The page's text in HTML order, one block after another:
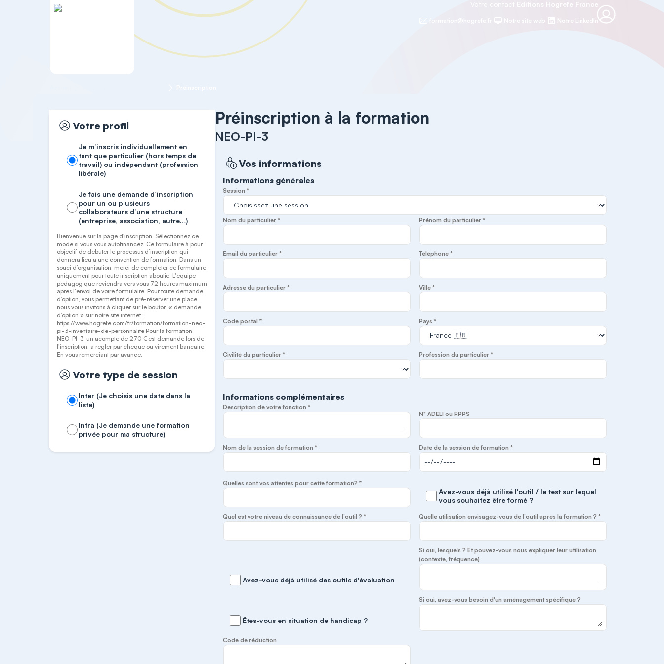
Votre contact Editions Hogrefe France
Notre site web Notre LinkedIn
Votre profil
Je m’inscris individuellement en
tant que particulier (hors temps de
travail) ou indépendant (profession
libérale)
Je fais une demande d’inscription
pour un ou plusieurs
collaborateurs d’une structure
(entreprise, association, autre…)
Bienvenue sur la page d'inscription, Sélectionnez ce
mode si vous vous autofinancez. Ce formulaire à pour
objectif de débuter le processus d’inscription qui
donnera lieu à une convention de formation. Dans un
souci d’organisation, merci de compléter ce formulaire
uniquement pour toute inscription aboutie. L'équipe
pédagogique reviendra vers vous 72 heures maximum
après l'envoi de votre formulaire. Pour toute demande
d’option, vous permettant de pré-réserver une place,
nous vous invitons à cliquer sur le bouton « demande
d’option » sur notre site internet :
https://www.hogrefe.com/fr/formation/formation-neo-
pi-3-inventaire-de-personnalite Pour la formation
NEO-PI-3, un acompte de 270 € est demandé lors de
l'inscription, à régler par chèque ou virement bancaire.
En vous remerciant par avance.
Votre type de session
Inter (Je choisis une date dans la
liste)
Intra (Je demande une formation
privée pour ma structure)
Préinscription à la formation
NEO-PI-3
Vos informations
Informations générales
Session *
Nom du particulier * Prénom du particulier *
Email du particulier * Téléphone *
Adresse du particulier * Ville *
Code postal * Pays *
Civilité du particulier * Profession du particulier *
Informations complémentaires
Description de votre fonction *
N° ADELI ou RPPS
Nom de la session de formation * Date de la session de formation *
Quelles sont vos attentes pour cette formation? *
Avez-vous déjà utilisé l'outil / le test sur lequel
vous souhaitez être formé ?
Quel est votre niveau de connaissance de l'outil ? * Quelle utilisation envisagez-vous de l'outil après la formation ? *
Avez-vous déjà utilisé des outils d'évaluation
Si oui, lesquels ? Et pouvez-vous nous expliquer leur utilisation
(contexte, fréquence)
Êtes-vous en situation de handicap ?
Si oui, avez-vous besoin d'un aménagement spécifique ?
Code de réduction